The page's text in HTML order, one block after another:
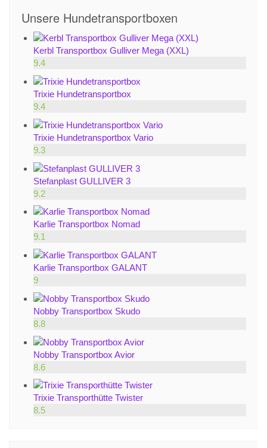
Unsere Hundetransportboxen
Kerbl Transportbox Gulliver Mega (XXL)
9.4
Trixie Hundetransportbox
9.4
Trixie Hundetransportbox Vario
9.3
Stefanplast GULLIVER 3
9.2
Karlie Transportbox Nomad
9.1
Karlie Transportbox GALANT
9
Nobby Transportbox Skudo
8.8
Nobby Transportbox Avior
8.6
Trixie Transporthütte Twister
8.5